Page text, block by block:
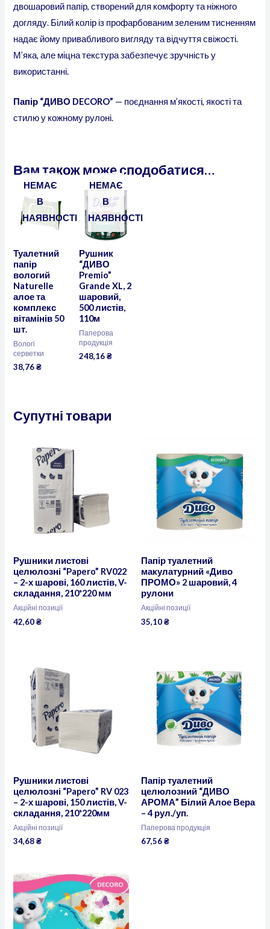
двошаровий папір, створений для комфорту та ніжного
догляду. Білий колір із профарбованим зеленим тисненням
надає йому привабливого вигляду та відчуття свіжості.
М’яка, але міцна текстура забезпечує зручність у
використанні.
Папір “ДИВО DECORO” — поєднання м’якості, якості та
стилю у кожному рулоні.
Вам також може сподобатися…
НЕМАЄ
В
НАЯВНОСТІ
Туалетний
папір
вологий
Naturelle
алое та
комплекс
вітамінів 50
шт.
Вологі
серветки
38,76₴
НЕМАЄ
В
НАЯВНОСТІ
Рушник
“ДИВО
Premio”
Grande XL, 2
шаровий,
500 листів,
110м
Паперова
продукція
248,16₴
Супутні товари
Рушники листові
целюлозні “Papero” RV022
– 2-х шарові, 160 листів, V-
складання, 210*220 мм
Акційні позиції
42,60₴
Папір туалетний
макулатурний «Диво
ПРОМО» 2 шаровий, 4
рулони
Акційні позиції
35,10₴
Рушники листові
целюлозні “Papero” RV 023
– 2-х шарові, 150 листів, V-
складання, 210*220мм
Акційні позиції
34,68₴
Папір туалетний
целюлозний “ДИВО
АРОМА” Білий Алое Вера
– 4 рул./уп.
Паперова продукція
67,56₴